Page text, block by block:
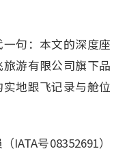
句：本文的深度座
游有限公司旗下品
地跟飞记录与舱位
IATA号08352691）